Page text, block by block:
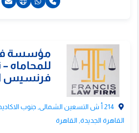
214 أ ش التسعين الشمالى, جنوب
القاهرة الجديدة, القاهرة